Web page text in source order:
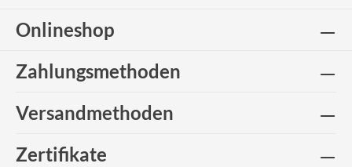
Onlineshop
Zahlungsmethoden
Versandmethoden
Zertifikate